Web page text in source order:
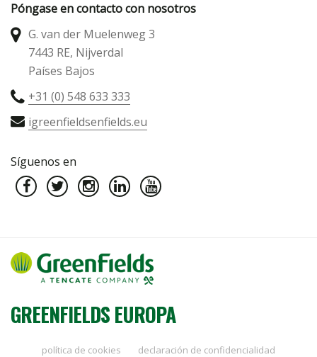
Póngase en contacto con nosotros
G. van der Muelenweg 3
7443 RE, Nijverdal
Países Bajos
+31 (0) 548 633 333
igreenfieldsenfields.eu
Síguenos en
GREENFIELDS EUROPA
política de cookies
declaración de confidencialidad